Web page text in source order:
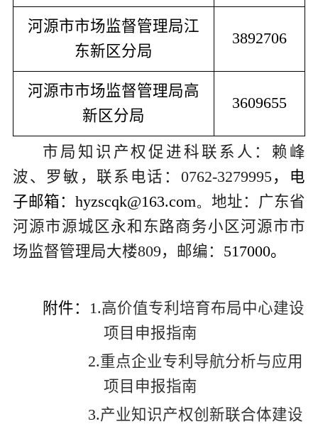
河源市市场监督管理局江
东新区分局
3892706
河源市市场监督管理局高
新区分局
3609655
市局 知识产权促进科 联系人：赖峰
波、 罗敏 ，联系电话： 0762-3279995，电
子邮箱： hyzscqk@163.com。地址：广东省
河源市源城区永和东路商务小区河源市市
场监督管理局大楼809，邮编： 517000。
附件： 1.高价值专利培育布局中心建设
项目申报指南
2.重点企业专利导航分析与应用
项目申报指南
3.产业知识产权创新联合体建设